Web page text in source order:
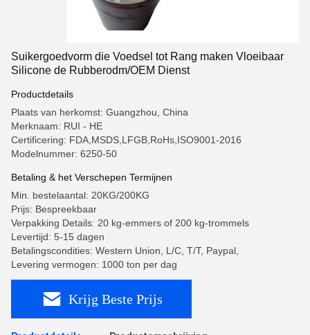
Suikergoedvorm die Voedsel tot Rang maken Vloeibaar
Silicone de Rubberodm/OEM Dienst
Productdetails
Plaats van herkomst: Guangzhou, China
Merknaam: RUI - HE
Certificering: FDA,MSDS,LFGB,RoHs,ISO9001-2016
Modelnummer: 6250-50
Betaling & het Verschepen Termijnen
Min. bestelaantal: 20KG/200KG
Prijs: Bespreekbaar
Verpakking Details: 20 kg-emmers of 200 kg-trommels
Levertijd: 5-15 dagen
Betalingscondities: Western Union, L/C, T/T, Paypal,
Levering vermogen: 1000 ton per dag
Krijg Beste Prijs